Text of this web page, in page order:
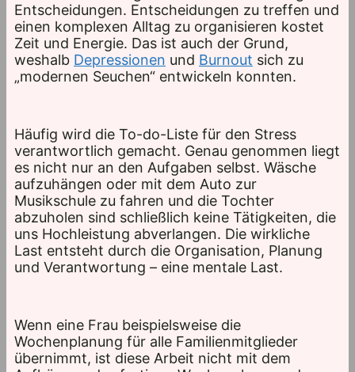
Entscheidungen. Entscheidungen zu treffen und
einen komplexen Alltag zu organisieren kostet
Zeit und Energie. Das ist auch der Grund,
weshalb Depressionen und Burnout sich zu
„modernen Seuchen“ entwickeln konnten.
Häufig wird die To-do-Liste für den Stress
verantwortlich gemacht. Genau genommen liegt
es nicht nur an den Aufgaben selbst. Wäsche
aufzuhängen oder mit dem Auto zur
Musikschule zu fahren und die Tochter
abzuholen sind schließlich keine Tätigkeiten, die
uns Hochleistung abverlangen. Die wirkliche
Last entsteht durch die Organisation, Planung
und Verantwortung – eine mentale Last.
Wenn eine Frau beispielsweise die
Wochenplanung für alle Familienmitglieder
übernimmt, ist diese Arbeit nicht mit dem